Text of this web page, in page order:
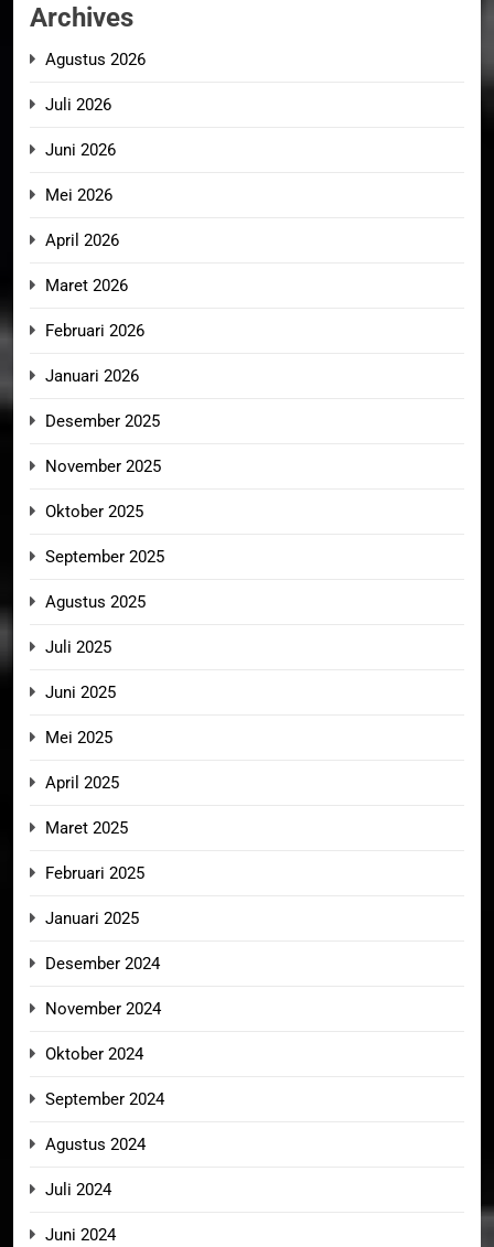
Archives
Agustus 2026
Juli 2026
Juni 2026
Mei 2026
April 2026
Maret 2026
Februari 2026
Januari 2026
Desember 2025
November 2025
Oktober 2025
September 2025
Agustus 2025
Juli 2025
Juni 2025
Mei 2025
April 2025
Maret 2025
Februari 2025
Januari 2025
Desember 2024
November 2024
Oktober 2024
September 2024
Agustus 2024
Juli 2024
Juni 2024